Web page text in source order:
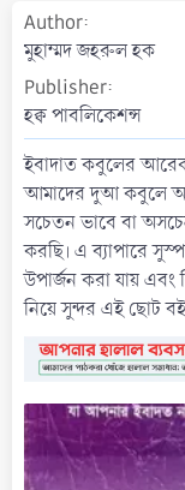
Author
মুহাম্মদ জহরুল হক
Publisher
হক্ব পাবলিকেশন্স
ইবাদাত কবুলের
আমাদের দুআ কবুলে
সচেতন ভাবে বা
করছি। এ ব্যাপারে
উপার্জন করা যায় এবং
নিয়ে সুন্দর এই ছোট